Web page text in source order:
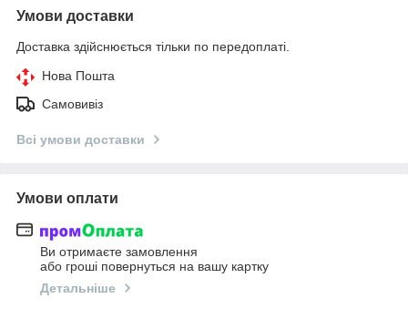
Умови доставки
Доставка здійснюється тільки по передоплаті.
Нова Пошта
Самовивіз
Всі умови доставки
Умови оплати
Ви отримаєте замовлення
або гроші повернуться на вашу картку
Детальніше